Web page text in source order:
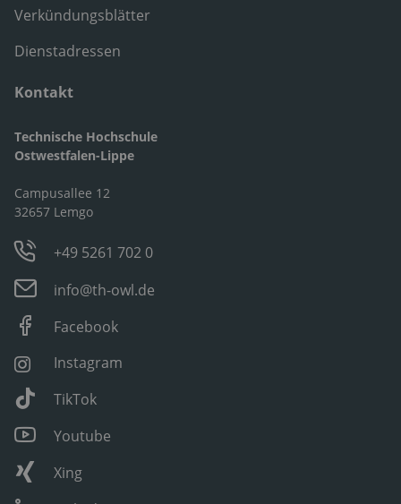
Verkündungsblätter
Dienstadressen
Kontakt
Technische Hochschule
Ostwestfalen-Lippe
Campusallee 12
32657 Lemgo
+49 5261 702 0
info@th-owl.de
Facebook
Instagram
TikTok
Youtube
Xing